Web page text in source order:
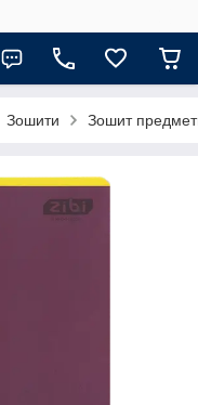
Зошити Зошит